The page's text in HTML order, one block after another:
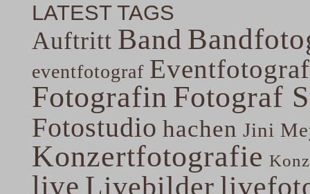
LATEST TAGS
Auftritt Band
eventfotograf
Fotografin Fotograf
Fotostudio hachen Jini
Konzertfotografie
live Livebilder